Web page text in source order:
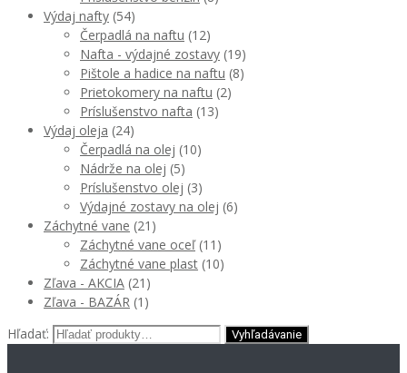
Výdaj nafty (54)
Čerpadlá na naftu (12)
Nafta - výdajné zostavy (19)
Pištole a hadice na naftu (8)
Prietokomery na naftu (2)
Príslušenstvo nafta (13)
Výdaj oleja (24)
Čerpadlá na olej (10)
Nádrže na olej (5)
Príslušenstvo olej (3)
Výdajné zostavy na olej (6)
Záchytné vane (21)
Záchytné vane oceľ (11)
Záchytné vane plast (10)
Zľava - AKCIA (21)
Zľava - BAZÁR (1)
Hľadať: